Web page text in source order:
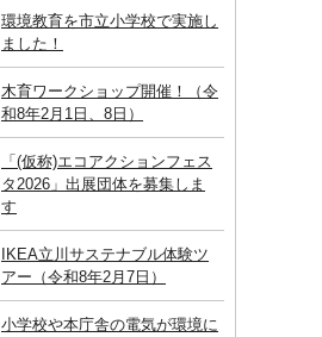
環境教育を市立小学校で実施し
ました！
木育ワークショップ開催！（令
和8年2月1日、8日）
「(仮称)エコアクションフェス
タ2026」出展団体を募集しま
す
IKEA立川サステナブル体験ツ
アー（令和8年2月7日）
小学校や本庁舎の電気が環境に